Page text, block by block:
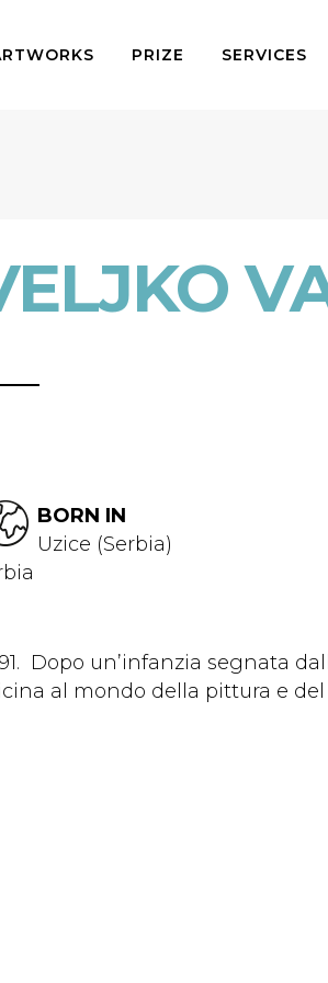
PRIZE SERVICES
BORN IN
Uzice (Serbia)
Dopo un’infanzia segnata
al mondo della pittura e